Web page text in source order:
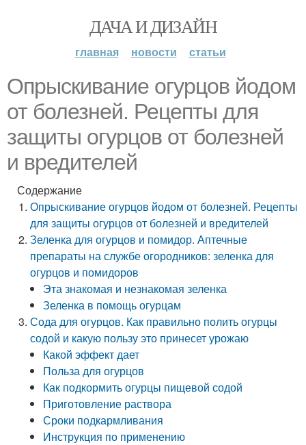
ДАЧА И ДИЗАЙН
главная новости статьи
Опрыскивание огурцов йодом
от болезней. Рецепты для
защиты огурцов от болезней
и вредителей
Содержание
Опрыскивание огурцов йодом от болезней. Рецепты
для защиты огурцов от болезней и вредителей
Зеленка для огурцов и помидор. Аптечные
препараты на службе огородников: зеленка для
огурцов и помидоров
Эта знакомая и незнакомая зеленка
Зеленка в помощь огурцам
Сода для огурцов. Как правильно полить огурцы
содой и какую пользу это принесет урожаю
Какой эффект дает
Польза для огурцов
Как подкормить огурцы пищевой содой
Приготовление раствора
Сроки подкармливания
Инструкция по применению